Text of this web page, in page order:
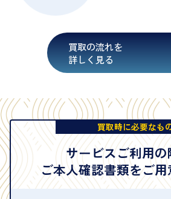
買取の流れを
詳しく見る
買取時に必要なも
サービスご利用
ご本人確認書類をご